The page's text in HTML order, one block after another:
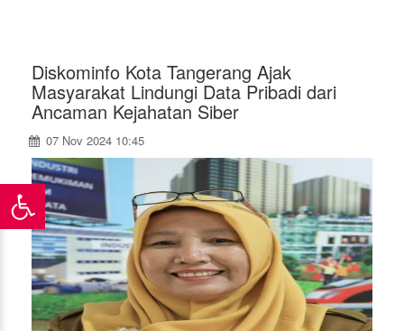
Diskominfo Kota Tangerang Ajak
Masyarakat Lindungi Data Pribadi dari
Ancaman Kejahatan Siber
07 Nov 2024 10:45